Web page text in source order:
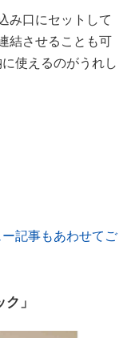
み口にセットして
結させることも可
使えるのがうれし
記事もあわせてご
」